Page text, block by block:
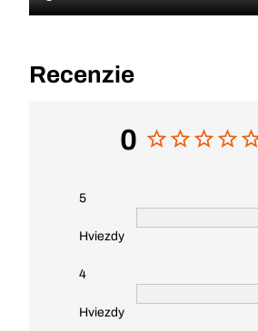
Recenzie
0
5
Hviezdy
4
Hviezdy